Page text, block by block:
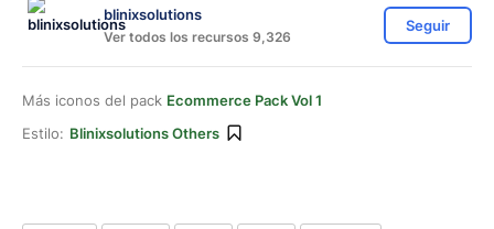
blinixsolutions
Ver todos los recursos 9,326
Seguir
Más iconos del pack Ecommerce Pack Vol 1
Estilo: Blinixsolutions Others